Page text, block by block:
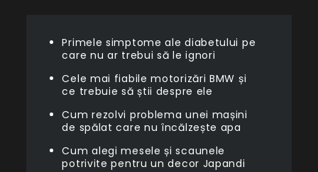
Primele simptome ale diabetului pe
care nu ar trebui să le ignori
Cele mai fiabile motorizări BMW și
ce trebuie să știi despre ele
Cum rezolvi problema unei mașini
de spălat care nu încălzește apa
Cum alegi mesele și scaunele
potrivite pentru un decor Japandi